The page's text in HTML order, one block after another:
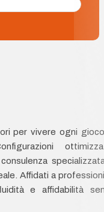
per vivere ogni
Affidati a
e affidabilità